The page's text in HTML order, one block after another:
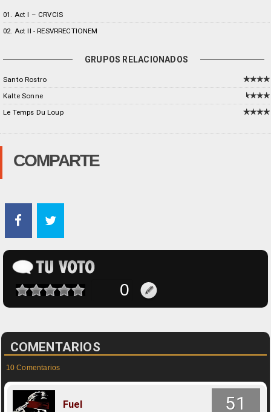
01. Act I – CRVCIS
02. Act II - RESVRRECTIONEM
GRUPOS RELACIONADOS
Santo Rostro
Kalte Sonne
Le Temps Du Loup
COMPARTE
COMENTARIOS
10 Comentarios
51
Fuel